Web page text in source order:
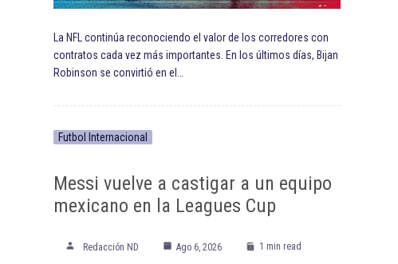
La NFL continúa reconociendo el valor de los corredores con
contratos cada vez más importantes. En los últimos días, Bijan
Robinson se convirtió en el…
Futbol Internacional
Messi vuelve a castigar a un equipo
mexicano en la Leagues Cup
Redacción ND Ago 6, 2026 1 min read